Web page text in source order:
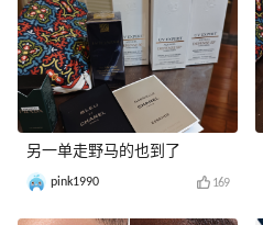
另一单走野马的也到了
pink1990 169